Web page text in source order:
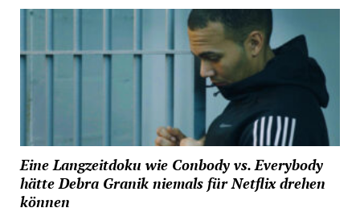
Eine Langzeitdoku wie Conbody vs. Everybody
hätte Debra Granik niemals für Netflix drehen
können